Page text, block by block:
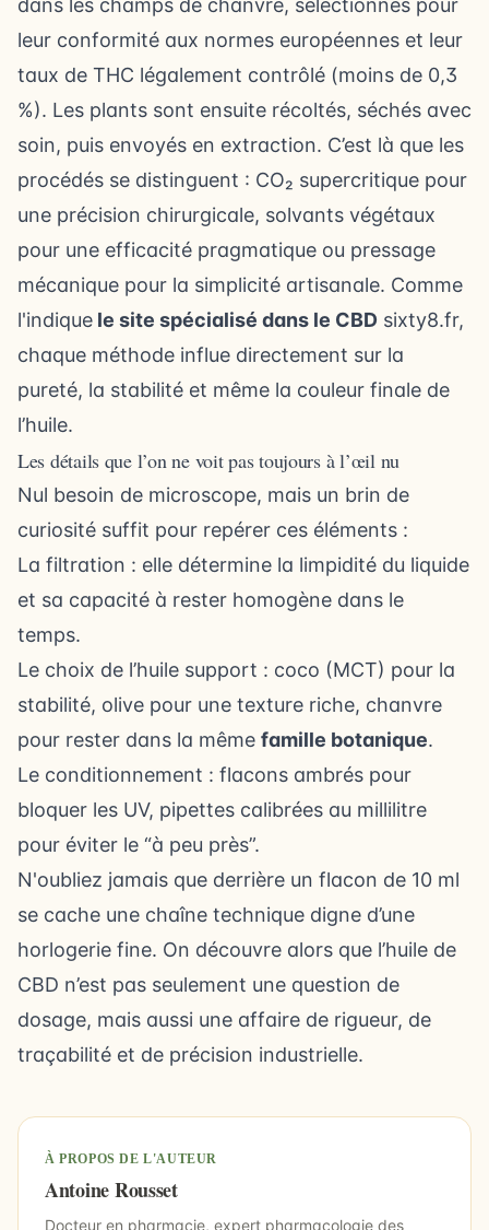
dans les champs de chanvre, sélectionnés pour
leur conformité aux normes européennes et leur
taux de THC légalement contrôlé (moins de 0,3
%). Les plants sont ensuite récoltés, séchés avec
soin, puis envoyés en extraction. C’est là que les
procédés se distinguent : CO₂ supercritique pour
une précision chirurgicale, solvants végétaux
pour une efficacité pragmatique ou pressage
mécanique pour la simplicité artisanale. Comme
l'indique le site spécialisé dans le CBD sixty8.fr,
chaque méthode influe directement sur la
pureté, la stabilité et même la couleur finale de
l’huile.
Les détails que l’on ne voit pas toujours à l’œil nu
Nul besoin de microscope, mais un brin de
curiosité suffit pour repérer ces éléments :
La filtration : elle détermine la limpidité du liquide
et sa capacité à rester homogène dans le
temps.
Le choix de l’huile support : coco (MCT) pour la
stabilité, olive pour une texture riche, chanvre
pour rester dans la même famille botanique.
Le conditionnement : flacons ambrés pour
bloquer les UV, pipettes calibrées au millilitre
pour éviter le “à peu près”.
N'oubliez jamais que derrière un flacon de 10 ml
se cache une chaîne technique digne d’une
horlogerie fine. On découvre alors que l’huile de
CBD n’est pas seulement une question de
dosage, mais aussi une affaire de rigueur, de
traçabilité et de précision industrielle.
À PROPOS DE L'AUTEUR
Antoine Rousset
Docteur en pharmacie, expert pharmacologie des